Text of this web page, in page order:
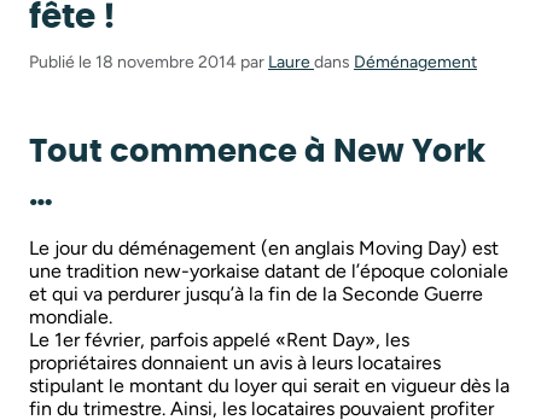
fête !
Publié le 18 novembre 2014 par Lauredans Déménagement
Tout commence à New York
…
Le jour du déménagement (en anglais Moving Day) est
une tradition new-yorkaise datant de l’époque coloniale
et qui va perdurer jusqu’à la fin de la Seconde Guerre
mondiale.
Le 1er février, parfois appelé «Rent Day», les
propriétaires donnaient un avis à leurs locataires
stipulant le montant du loyer qui serait en vigueur dès la
fin du trimestre. Ainsi, les locataires pouvaient profiter